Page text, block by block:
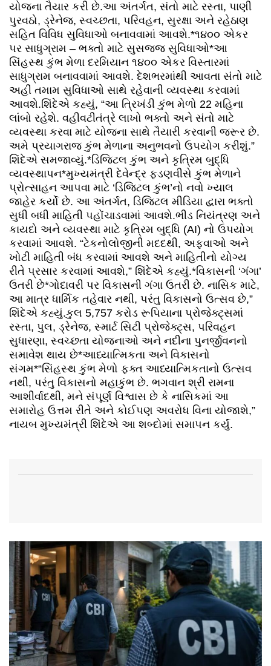
યોજના તૈયાર કરી છે.આ અંતર્ગત, સંતો માટે રસ્તા, પાણી
પુરવઠો, ડ્રેનેજ, સ્વચ્છતા, પરિવહન, સુરક્ષા અને રહેઠાણ
સહિત વિવિધ સુવિધાઓ બનાવવામાં આવશે.*૧૪૦૦ એકર
પર સાધુગ્રામ – ભક્તો માટે સુસજ્જ સુવિધાઓ*આ
સિંહસ્થ કુંભ મેળા દરમિયાન ૧૪૦૦ એકર વિસ્તારમાં
સાધુગ્રામ બનાવવામાં આવશે. દેશભરમાંથી આવતા સંતો માટે
અહીં તમામ સુવિધાઓ સાથે રહેવાની વ્યવસ્થા કરવામાં
આવશે.શિંદેએ કહ્યું, “આ ત્રિખંડી કુંભ મેળો 22 મહિના
લાંબો રહેશે. વહીવટીતંત્રે લાખો ભક્તો અને સંતો માટે
વ્યવસ્થા કરવા માટે યોજના સાથે તૈયારી કરવાની જરૂર છે.
અમે પ્રયાગરાજ કુંભ મેળાના અનુભવનો ઉપયોગ કરીશું.”
શિંદેએ સમજાવ્યું.*ડિજિટલ કુંભ અને કૃત્રિમ બુદ્ધિ
વ્યવસ્થાપન*મુખ્યમંત્રી દેવેન્દ્ર ફડણવીસે કુંભ મેળાને
પ્રોત્સાહન આપવા માટે ‘ડિજિટલ કુંભ’નો નવો ખ્યાલ
જાહેર કર્યો છે. આ અંતર્ગત, ડિજિટલ મીડિયા દ્વારા ભક્તો
સુધી બધી માહિતી પહોંચાડવામાં આવશે.ભીડ નિયંત્રણ અને
કાયદો અને વ્યવસ્થા માટે કૃત્રિમ બુદ્ધિ (AI) નો ઉપયોગ
કરવામાં આવશે. “ટેકનોલોજીની મદદથી, અફવાઓ અને
ખોટી માહિતી બંધ કરવામાં આવશે અને માહિતીનો યોગ્ય
રીતે પ્રસાર કરવામાં આવશે,” શિંદેએ કહ્યું.*વિકાસની ‘ગંગા’
ઉતરી છે*ગોદાવરી પર વિકાસની ગંગા ઉતરી છે. નાસિક માટે,
આ માત્ર ધાર્મિક તહેવાર નથી, પરંતુ વિકાસનો ઉત્સવ છે,”
શિંદેએ કહ્યું.કુલ 5,757 કરોડ રૂપિયાના પ્રોજેક્ટ્સમાં
રસ્તા, પુલ, ડ્રેનેજ, સ્માર્ટ સિટી પ્રોજેક્ટ્સ, પરિવહન
સુધારણા, સ્વચ્છતા યોજનાઓ અને નદીના પુનર્જીવનનો
સમાવેશ થાય છે*આધ્યાત્મિકતા અને વિકાસનો
સંગમ*“સિંહસ્થ કુંભ મેળો ફક્ત આધ્યાત્મિકતાનો ઉત્સવ
નથી, પરંતુ વિકાસનો મહાકુંભ છે. ભગવાન શ્રી રામના
આશીર્વાદથી, મને સંપૂર્ણ વિશ્વાસ છે કે નાસિકમાં આ
સમારોહ ઉત્તમ રીતે અને કોઈપણ અવરોધ વિના યોજાશે,”
નાયબ મુખ્યમંત્રી શિંદેએ આ શબ્દોમાં સમાપન કર્યું.